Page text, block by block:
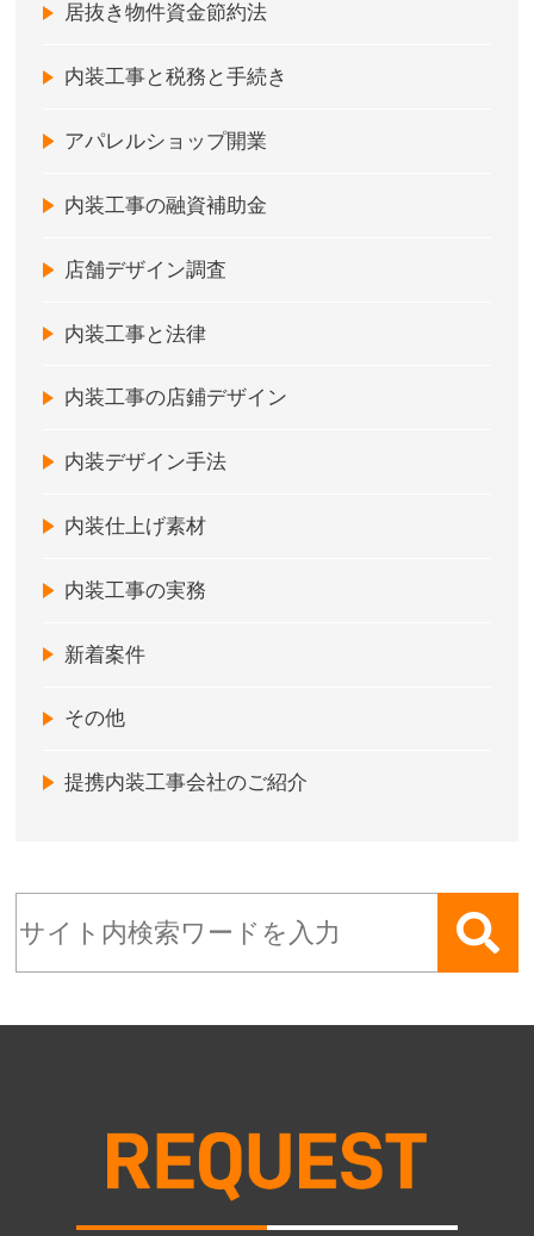
居抜き物件資金節約法
内装工事と税務と手続き
アパレルショップ開業
内装工事の融資補助金
店舗デザイン調査
内装工事と法律
内装工事の店鋪デザイン
内装デザイン手法
内装仕上げ素材
内装工事の実務
新着案件
その他
提携内装工事会社のご紹介